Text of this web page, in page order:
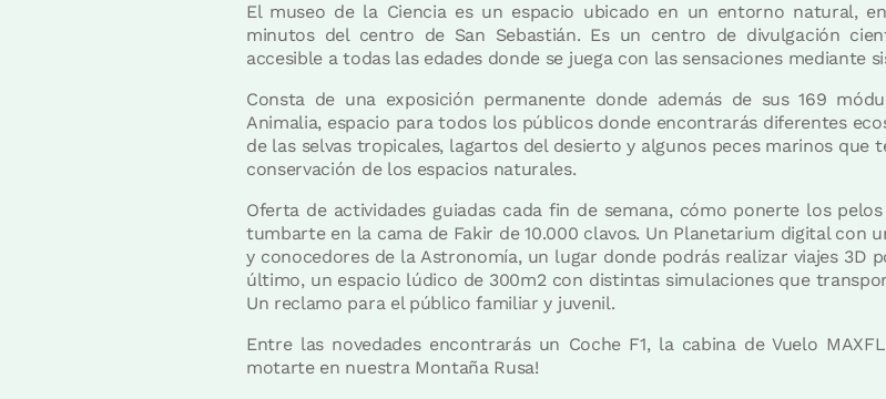
El museo de la Ciencia es un espacio ubicado en un entorno natural,
minutos del centro de San Sebastián. Es un centro de divulgación
accesible a todas las edades donde se juega con las sensaciones mediante
Consta de una exposición permanente donde además de sus 169
Animalia, espacio para todos los públicos donde encontrarás diferentes
de las selvas tropicales, lagartos del desierto y algunos peces marinos
conservación de los espacios naturales.
Oferta de actividades guiadas cada fin de semana, cómo ponerte los
tumbarte en la cama de Fakir de 10.000 clavos. Un Planetarium digital con
y conocedores de la Astronomía, un lugar donde podrás realizar viajes 3D
último, un espacio lúdico de 300m2 con distintas simulaciones que
Un reclamo para el público familiar y juvenil.
Entre las novedades encontrarás un Coche F1, la cabina de Vuelo
motarte en nuestra Montaña Rusa!